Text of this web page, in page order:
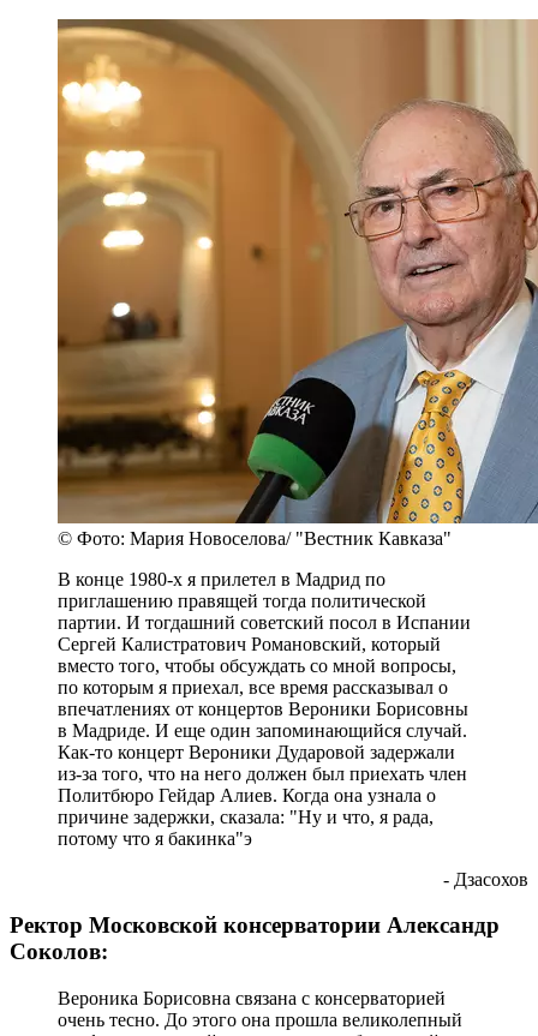
© Фото: Мария Новоселова/ "Вестник Кавказа"
В конце 1980-х я прилетел в Мадрид по
приглашению правящей тогда политической
партии. И тогдашний советский посол в Испании
Сергей Калистратович Романовский, который
вместо того, чтобы обсуждать со мной вопросы,
по которым я приехал, все время рассказывал о
впечатлениях от концертов Вероники Борисовны
в Мадриде. И еще один запоминающийся случай.
Как-то концерт Вероники Дударовой задержали
из-за того, что на него должен был приехать член
Политбюро Гейдар Алиев. Когда она узнала о
причине задержки, сказала: "Ну и что, я рада,
потому что я бакинка"э
- Дзасохов
Ректор Московской консерватории Александр
Соколов:
Вероника Борисовна связана с консерваторией
очень тесно. До этого она прошла великолепный